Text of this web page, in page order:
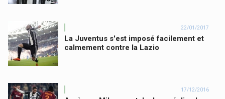
22/01/2017
La Juventus s'est imposé facilement et
calmement contre la Lazio
17/12/2016